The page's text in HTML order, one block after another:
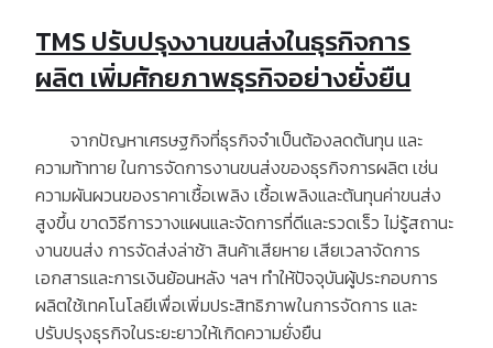
TMS ปรับปรุงงานขนส่งในธุรกิจการ
ผลิต เพิ่มศักยภาพธุรกิจอย่างยั่งยืน
จากปัญหาเศรษฐกิจที่ธุรกิจจำเป็นต้องลดต้นทุน และ
ความท้าทาย ในการจัดการงานขนส่งของธุรกิจการผลิต เช่น
ความผันผวนของราคาเชื้อเพลิง เชื้อเพลิงและต้นทุนค่าขนส่ง
สูงขึ้น ขาดวิธีการวางแผนและจัดการที่ดีและรวดเร็ว ไม่รู้สถานะ
งานขนส่ง การจัดส่งล่าช้า สินค้าเสียหาย เสียเวลาจัดการ
เอกสารและการเงินย้อนหลัง ฯลฯ ทำให้ปัจจุบันผู้ประกอบการ
ผลิตใช้เทคโนโลยีเพื่อเพิ่มประสิทธิภาพในการจัดการ และ
ปรับปรุงธุรกิจในระยะยาวให้เกิดความยั่งยืน